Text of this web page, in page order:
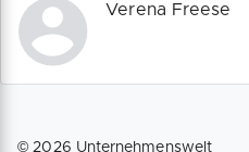
Verena Freese
©2026 Unternehmenswelt